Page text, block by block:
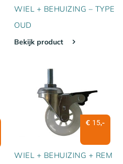
WIEL + BEHUIZING – TYPE
OUD
Bekijk product
€ 15,-
WIEL + BEHUIZING + REM